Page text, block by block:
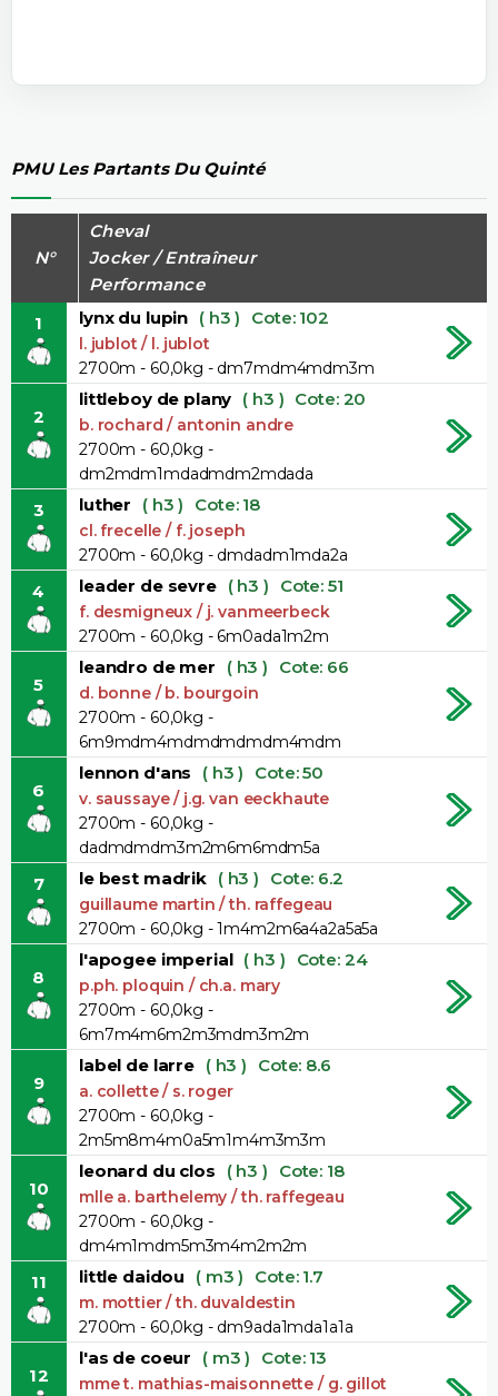
PMU Les Partants Du Quinté
N°
Cheval
Jocker / Entraîneur
Performance
1
lynx du lupin ( h3 ) Cote: 102
l. jublot / l. jublot
2700m - 60,0kg - dm7mdm4mdm3m
2
littleboy de plany ( h3 ) Cote: 20
b. rochard / antonin andre
2700m - 60,0kg -
dm2mdm1mdadmdm2mdada
3 luther ( h3 ) Cote: 18
cl. frecelle / f. joseph
2700m - 60,0kg - dmdadm1mda2a
4 leader de sevre ( h3 ) Cote: 51
f. desmigneux / j. vanmeerbeck
2700m - 60,0kg - 6m0ada1m2m
5
leandro de mer ( h3 ) Cote: 66
d. bonne / b. bourgoin
2700m - 60,0kg -
6m9mdm4mdmdmdmdm4mdm
6
lennon d'ans ( h3 ) Cote: 50
v. saussaye / j.g. van eeckhaute
2700m - 60,0kg -
dadmdmdm3m2m6m6mdm5a
7 le best madrik ( h3 ) Cote: 6.2
guillaume martin / th. raffegeau
2700m - 60,0kg - 1m4m2m6a4a2a5a5a
8
l'apogee imperial ( h3 ) Cote: 24
p.ph. ploquin / ch.a. mary
2700m - 60,0kg -
6m7m4m6m2m3mdm3m2m
9
label de larre ( h3 ) Cote: 8.6
a. collette / s. roger
2700m - 60,0kg -
2m5m8m4m0a5m1m4m3m3m
10
leonard du clos ( h3 ) Cote: 18
mlle a. barthelemy / th. raffegeau
2700m - 60,0kg -
dm4m1mdm5m3m4m2m2m
11 little daidou ( m3 ) Cote: 1.7
m. mottier / th. duvaldestin
2700m - 60,0kg - dm9ada1mda1a1a
12
l'as de coeur ( m3 ) Cote: 13
mme t. mathias-maisonnette / g. gillot